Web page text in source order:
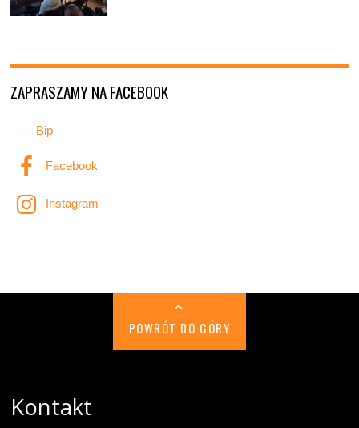
ZAPRASZAMY NA FACEBOOK
Bip
Facebook
Instagram
POWRÓT DO GÓRY
Kontakt